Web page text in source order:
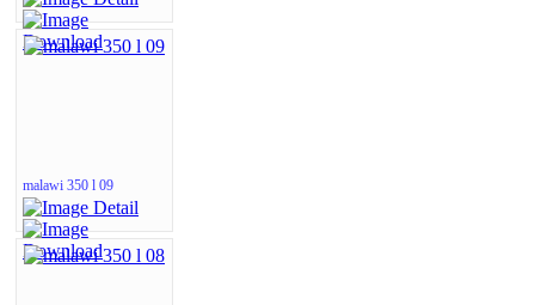
malawi 350 l 09